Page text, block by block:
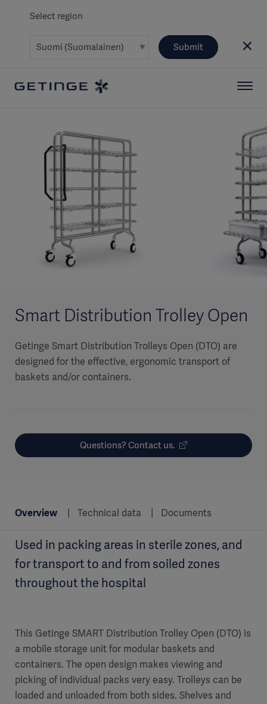
Select region
Submit
Smart Distribution Trolley Open
Getinge Smart Distribution Trolleys Open (DTO) are
designed for the effective, ergonomic transport of
baskets and/or containers.
Questions? Contact us.
Overview Technical data Documents
Used in packing areas in sterile zones, and
for transport to and from soiled zones
throughout the hospital
This Getinge SMART Distribution Trolley Open (DTO) is
a mobile storage unit for modular baskets and
containers. The open design makes viewing and
picking of individual packs very easy. Trolleys can be
loaded and unloaded from both sides. Shelves and